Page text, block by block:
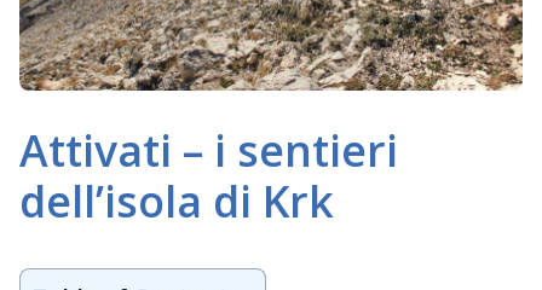
Attivati – i sentieri
dell’isola di Krk